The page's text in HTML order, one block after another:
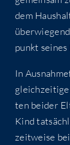
dem
punkt
In
ten bei­der
Kind
zeit­wei­se